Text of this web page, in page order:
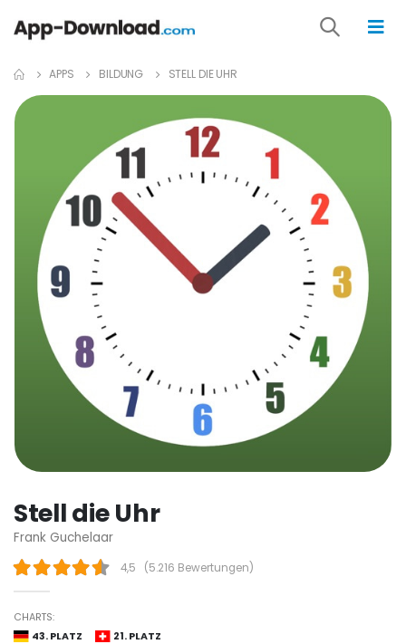
APPS BILDUNG STELL DIE UHR
Stell die Uhr
Frank Guchelaar
4,5 (5.216 Bewertungen)
CHARTS:
43. PLATZ
21. PLATZ